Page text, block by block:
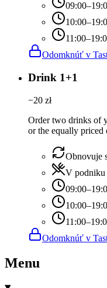
Odomknúť v
Drink 1+1
−20 zł
Order two drinks of
or the equally priced
Obnovuje
V podniku
Odomknúť v
Menu